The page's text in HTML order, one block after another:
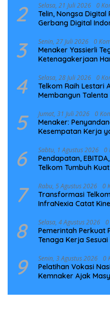
2 Selasa, 21 Juli 2026 0
Telin, Nongsa
Gerbang Digital
3 Senin, 27 Juli 2026 0
Menaker Yassierli
Ketenagakerjaan
4 Selasa, 28 Juli 2026 0
Telkom Raih Lestari
Membangun
5 Jumat, 31 Juli 2026 0
Menaker:
Kesempatan Kerja
6 Sabtu, 1 Agustus 2026 0
Pendapatan,
Telkom Tumbuh
7 Rabu, 5 Agustus 2026 0
Transformasi
InfraNexia Catat
8 Selasa, 4 Agustus 2026
Pemerintah Perkuat
Tenaga Kerja
9 Senin, 3 Agustus 2026 0
Pelatihan Vokasi
Kemnaker Ajak